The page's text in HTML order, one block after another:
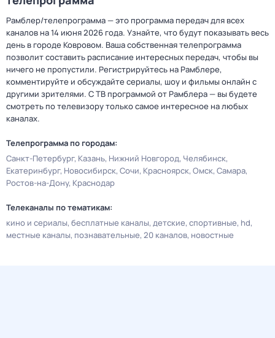
Рамблер/телепрограмма — это программа передач для всех
каналов на 14 июня 2026 года. Узнайте, что будут показывать весь
день в городе Ковровом. Ваша собственная телепрограмма
позволит составить расписание интересных передач, чтобы вы
ничего не пропустили. Регистрируйтесь на Рамблере,
комментируйте и обсуждайте сериалы, шоу и фильмы онлайн с
другими зрителями. С ТВ программой от Рамблера — вы будете
смотреть по телевизору только самое интересное на любых
каналах.
Телепрограмма по городам:
Санкт-Петербург Казань Нижний Новгород Челябинск
Екатеринбург Новосибирск Сочи Красноярск Омск Самара
Ростов-на-Дону Краснодар
Телеканалы по тематикам:
кино и сериалы бесплатные каналы детские спортивные hd
местные каналы познавательные 20 каналов новостные